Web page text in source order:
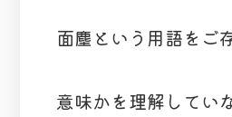
面塵という用語をご
意味かを理解してい